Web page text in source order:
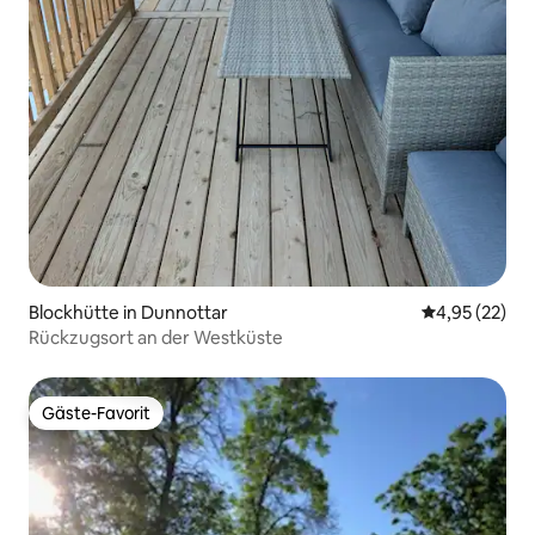
Blockhütte in Dunnottar
4,95 (22)
Rückzugsort an der Westküste
Gäste-Favorit
Gäste-Favorit